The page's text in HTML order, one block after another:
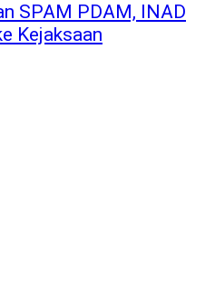
SPAM PDAM, INAD
Kejaksaan